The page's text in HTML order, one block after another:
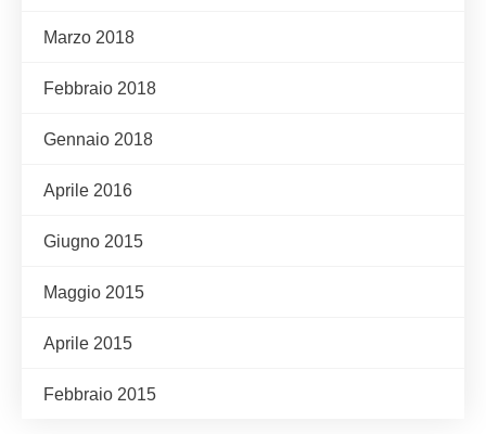
Marzo 2018
Febbraio 2018
Gennaio 2018
Aprile 2016
Giugno 2015
Maggio 2015
Aprile 2015
Febbraio 2015